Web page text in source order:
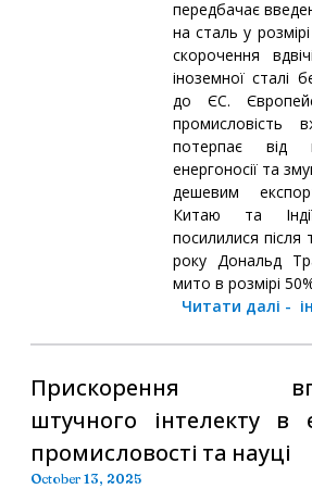
передбачає
на сталь у
скорочення
іноземної сталі
до ЄС.
промисловість
потерпає від
енергоносії та
дешевим
Китаю та
посилилися
року Дональд
мито в розмірі
Читати далі -
Прискорення
штучного інтелекту в
промисловості та науці
October 13, 2025